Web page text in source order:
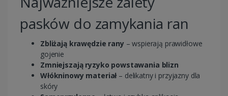
pasków do zamykania ran
Zbliżają krawędzie rany– wspierają prawidłowe
gojenie
Zmniejszają ryzyko powstawania blizn
Włókninowy materiał– delikatny i przyjazny dla
skóry